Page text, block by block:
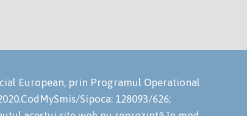
European, prin Programul Operational
Sipoca: 128093/626;